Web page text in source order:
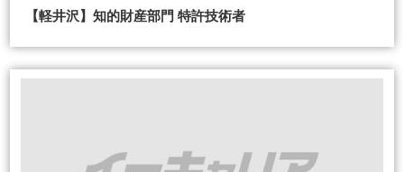
【軽井沢】知的財産部門 特許技術者